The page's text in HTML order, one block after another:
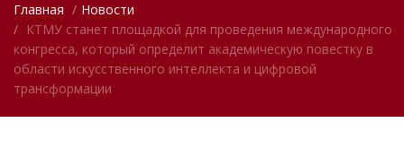
Главная
Новости
КТМУ станет площадкой для проведения международного
конгресса, который определит академическую повестку в
области искусственного интеллекта и цифровой
трансформации